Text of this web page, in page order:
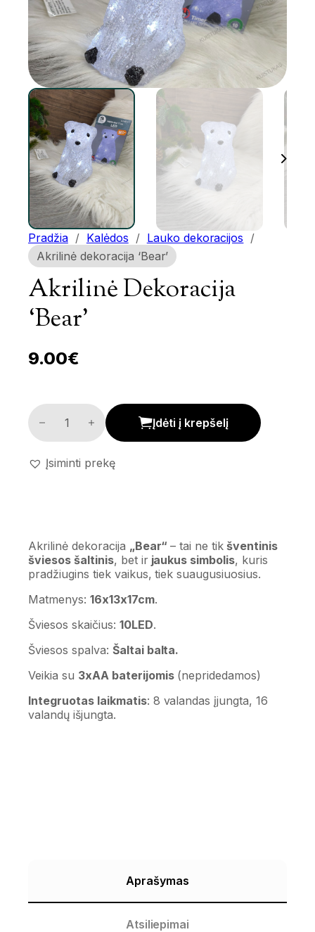
Pradžia / Kalėdos / Lauko dekoracijos /
Akrilinė dekoracija ‘Bear’
Akrilinė Dekoracija
‘Bear’
9.00€
Akrilinė dekoracija 'Bear' kiekis
Įdėti į krepšelį
Įsiminti prekę
Akrilinė dekoracija „Bear“ – tai ne tik šventinis
šviesos šaltinis, bet irjaukus simbolis, kuris
pradžiugins tiek vaikus, tiek suaugusiuosius.
Matmenys: 16x13x17cm.
Šviesos skaičius: 10LED.
Šviesos spalva: Šaltai balta.
Veikia su 3xAA baterijomis(nepridedamos)
Integruotas laikmatis: 8 valandas įjungta, 16
valandų išjungta.
Aprašymas
Atsiliepimai